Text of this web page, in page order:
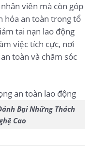
viên mà còn góp
hóa an toàn trong tổ
tai nạn lao động
việc tích cực, nơi
toàn và chăm sóc
Bại Những Thách
Cao